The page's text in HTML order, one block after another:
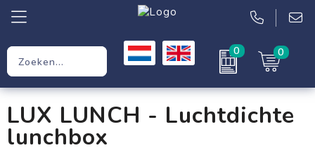
0 0
Werkkleding
Kleding
LUX LUNCH - Luchtdichte
lunchbox